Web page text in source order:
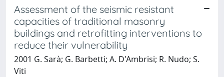
Assessment of the seismic resistant
capacities of traditional masonry
buildings and retrofitting interventions to
reduce their vulnerability
2001 G. Sarà; G. Barbetti; A. D'Ambrisi; R. Nudo; S.
Viti